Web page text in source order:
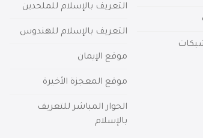
التعريف بالإسلام للملحدين
التعريف بالإسلام للهندوس
موقع الإيمان
موقع المعجزة الأخيرة
الحوار المباشر للتعريف
بالإسلام